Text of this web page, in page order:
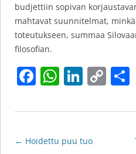
budjettiin sopivan
mahtavat suunnitelmat,
toteutukseen, summaa
filosofian.
F
c
e
W
at
Li
k
C
p
Artikkelien
← Hoidettu puu tuo